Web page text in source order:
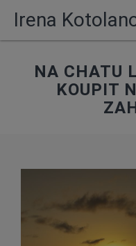
Irena
NA CHATU
KOUPIT